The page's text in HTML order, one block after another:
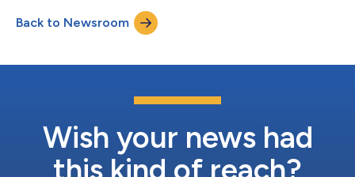
Scientist.com da parte di GHO. La transazione rappresenta
l'inizio di una fase di espansione accelerata per Scientist.com e
Back to Newsroom
Wish your news had
this kind of reach?